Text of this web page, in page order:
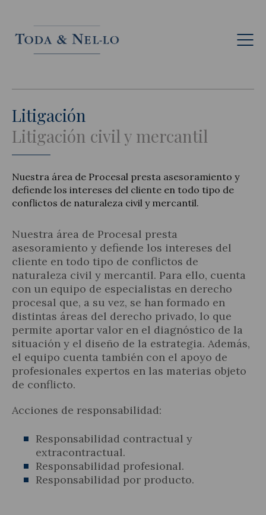
Esp
Actualidad jurídica
Notícias y artículos
Litigación
Litigación civil y mercantil
Nuestra área de Procesal presta asesoramiento y
defiende los intereses del cliente en todo tipo de
conflictos de naturaleza civil y mercantil.
Nuestra área de Procesal presta
asesoramiento y defiende los intereses del
cliente en todo tipo de conflictos de
naturaleza civil y mercantil. Para ello, cuenta
con un equipo de especialistas en derecho
procesal que, a su vez, se han formado en
distintas áreas del derecho privado, lo que
permite aportar valor en el diagnóstico de la
situación y el diseño de la estrategia. Además,
el equipo cuenta también con el apoyo de
profesionales expertos en las materias objeto
de conflicto.
Acciones de responsabilidad:
Responsabilidad contractual y
extracontractual.
Responsabilidad profesional.
Responsabilidad por producto.